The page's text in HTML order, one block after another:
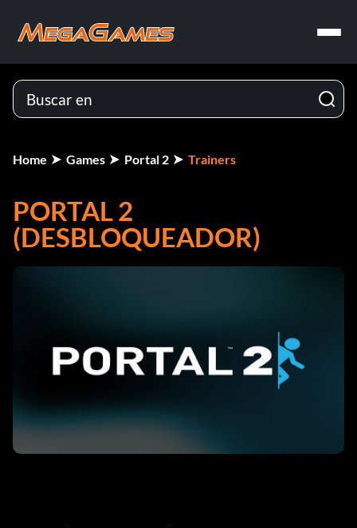
Home Games Portal 2 Trainers
PORTAL 2
(DESBLOQUEADOR)